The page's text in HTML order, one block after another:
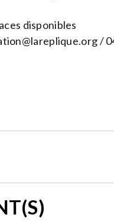
disponibles
/